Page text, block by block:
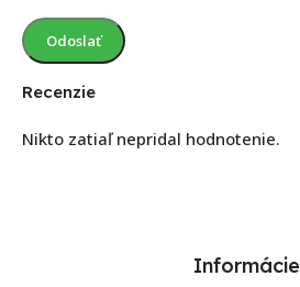
Recenzie
Nikto zatiaľ nepridal hodnotenie.
Informácie